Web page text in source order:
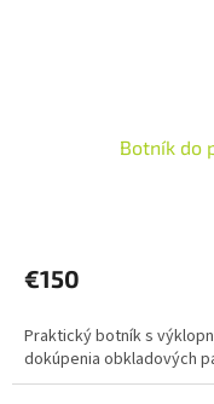
Botník do
€150
Praktický botník s
dokúpenia obkladových